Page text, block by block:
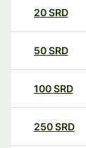
20SRD
50SRD
100SRD
250SRD